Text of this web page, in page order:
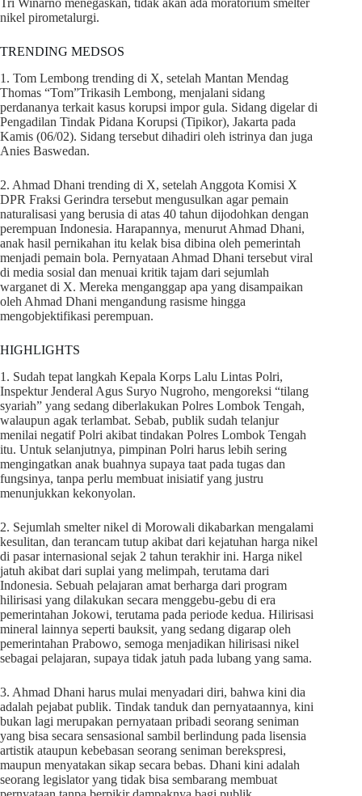
Tri Winarno menegaskan, tidak akan ada moratorium smelter
nikel pirometalurgi.
TRENDING MEDSOS
1. Tom Lembong trending di X, setelah Mantan Mendag
Thomas “Tom”Trikasih Lembong, menjalani sidang
perdananya terkait kasus korupsi impor gula. Sidang digelar di
Pengadilan Tindak Pidana Korupsi (Tipikor), Jakarta pada
Kamis (06/02). Sidang tersebut dihadiri oleh istrinya dan juga
Anies Baswedan.
2. Ahmad Dhani trending di X, setelah Anggota Komisi X
DPR Fraksi Gerindra tersebut mengusulkan agar pemain
naturalisasi yang berusia di atas 40 tahun dijodohkan dengan
perempuan Indonesia. Harapannya, menurut Ahmad Dhani,
anak hasil pernikahan itu kelak bisa dibina oleh pemerintah
menjadi pemain bola. Pernyataan Ahmad Dhani tersebut viral
di media sosial dan menuai kritik tajam dari sejumlah
warganet di X. Mereka menganggap apa yang disampaikan
oleh Ahmad Dhani mengandung rasisme hingga
mengobjektifikasi perempuan.
HIGHLIGHTS
1. Sudah tepat langkah Kepala Korps Lalu Lintas Polri,
Inspektur Jenderal Agus Suryo Nugroho, mengoreksi “tilang
syariah” yang sedang diberlakukan Polres Lombok Tengah,
walaupun agak terlambat. Sebab, publik sudah telanjur
menilai negatif Polri akibat tindakan Polres Lombok Tengah
itu. Untuk selanjutnya, pimpinan Polri harus lebih sering
mengingatkan anak buahnya supaya taat pada tugas dan
fungsinya, tanpa perlu membuat inisiatif yang justru
menunjukkan kekonyolan.
2. Sejumlah smelter nikel di Morowali dikabarkan mengalami
kesulitan, dan terancam tutup akibat dari kejatuhan harga nikel
di pasar internasional sejak 2 tahun terakhir ini. Harga nikel
jatuh akibat dari suplai yang melimpah, terutama dari
Indonesia. Sebuah pelajaran amat berharga dari program
hilirisasi yang dilakukan secara menggebu-gebu di era
pemerintahan Jokowi, terutama pada periode kedua. Hilirisasi
mineral lainnya seperti bauksit, yang sedang digarap oleh
pemerintahan Prabowo, semoga menjadikan hilirisasi nikel
sebagai pelajaran, supaya tidak jatuh pada lubang yang sama.
3. Ahmad Dhani harus mulai menyadari diri, bahwa kini dia
adalah pejabat publik. Tindak tanduk dan pernyataannya, kini
bukan lagi merupakan pernyataan pribadi seorang seniman
yang bisa secara sensasional sambil berlindung pada lisensia
artistik ataupun kebebasan seorang seniman berekspresi,
maupun menyatakan sikap secara bebas. Dhani kini adalah
seorang legislator yang tidak bisa sembarang membuat